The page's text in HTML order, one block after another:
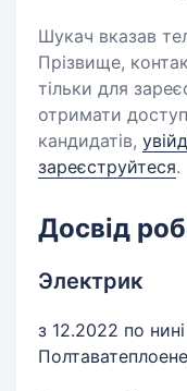
Шукач вказав
Прізвище,
тільки для
отримати
кандидатів,
зареєструйтеся.
Досвід
Электрик
з 12.2022 по нині